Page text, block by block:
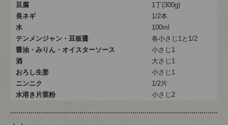
豆腐
1丁(300g)
長ネギ
1/2本
水
100ml
テンメンジャン・豆板醤
各小さじ1と1/2
醤油・みりん・オイスターソース
小さじ1
酒
大さじ1
おろし生姜
小さじ1
ニンニク
1/2片
水溶き片栗粉
小さじ2